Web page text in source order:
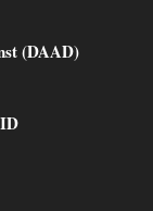
(DAAD)